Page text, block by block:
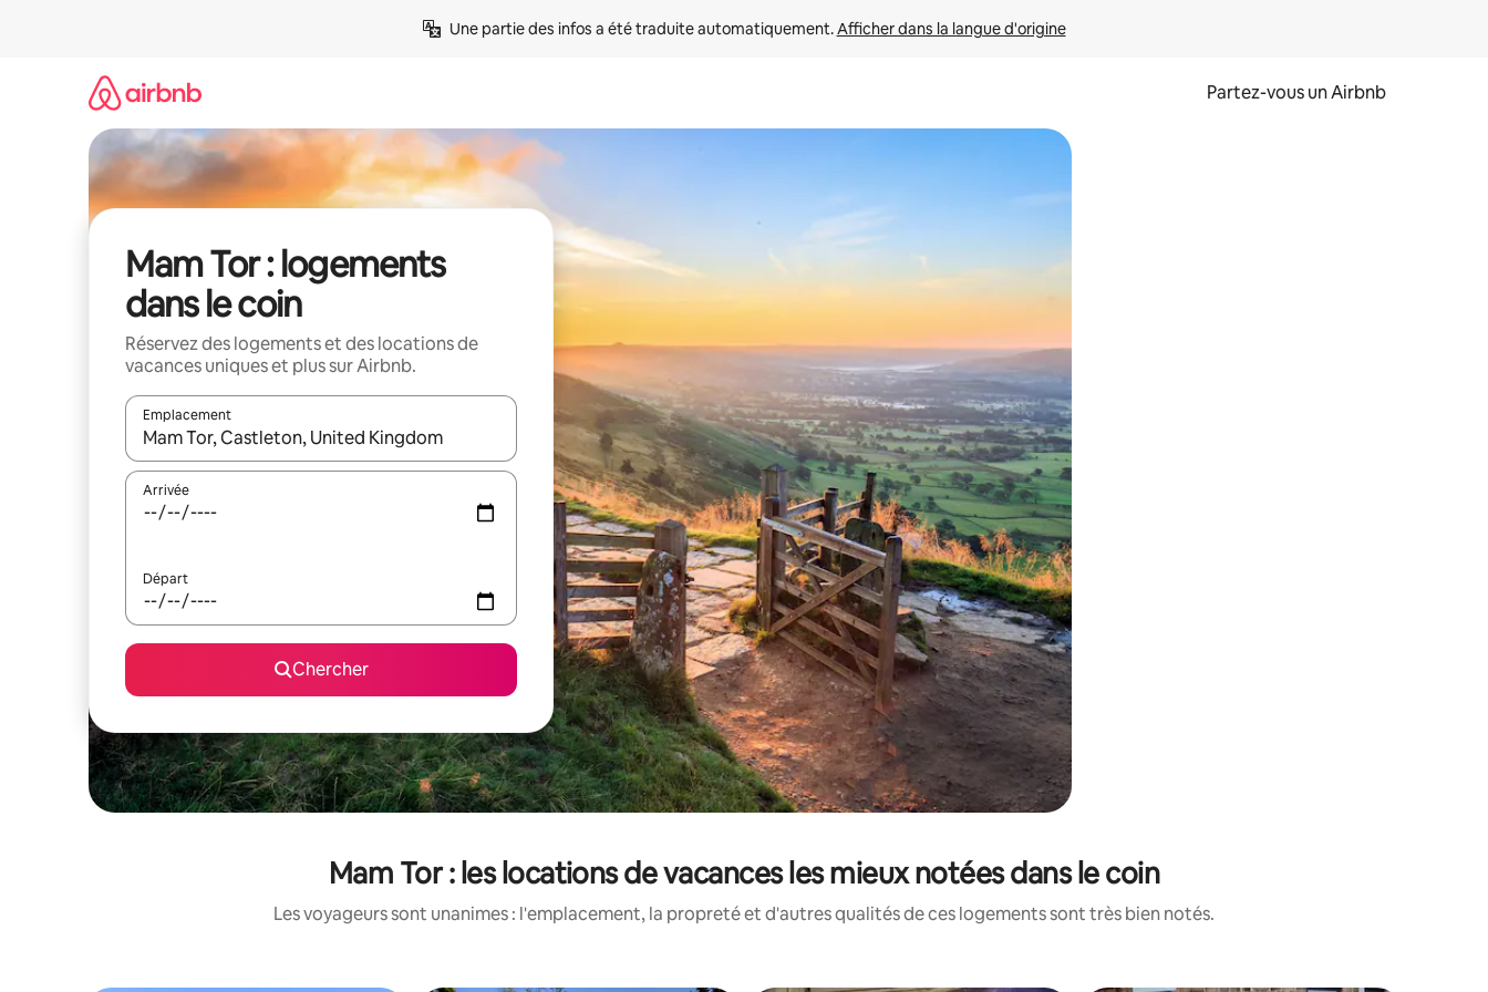
Une partie des infos a été traduite automatiquement. Afficher dans la langue d'origine
Partez-vous un Airbnb
Mam Tor : logements
dans le coin
Réservez des logements et des locations de
vacances uniques et plus sur Airbnb.
Emplacement
Quand les résultats sont affichés, parcourez-les en utilisant les flèches vers le haut et vers le bas, ou en appuyant dessus et en les faisant glisser.
Arrivée
Départ
Chercher
Mam Tor : les locations de vacances les mieux notées dans le coin
Les voyageurs sont unanimes : l'emplacement, la propreté et d'autres qualités de ces logements sont très bien notés.